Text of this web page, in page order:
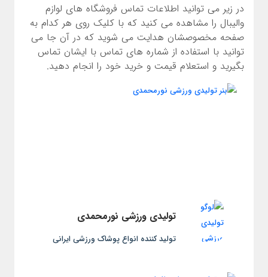
در زیر می توانید اطلاعات تماس فروشگاه های لوازم
والیبال را مشاهده می کنید که با کلیک روی هر کدام به
صفحه مخصوصشان هدایت می شوید که در آن جا می
توانید با استفاده از شماره های تماس با ایشان تماس
بگیرید و استعلام قیمت و خرید خود را انجام دهید.
تولیدی ورزشی نورمحمدی
تولید کننده انواع پوشاک ورزشی ایرانی